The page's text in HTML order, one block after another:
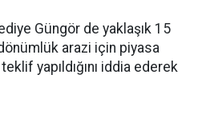
Güngör de yaklaşık 15
dönümlük arazi için piyasa
yapıldığını iddia ederek